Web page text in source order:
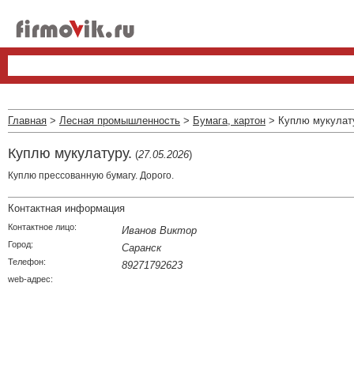
Главная > Лесная промышленность > Бумага, картон > Куплю
Куплю мукулатуру. (27.05.2026)
Куплю прессованную бумагу. Дорого.
Контактная информация
Контактное лицо: Иванов Виктор
Город: Саранск
Телефон: 89271792623
web-адрес: